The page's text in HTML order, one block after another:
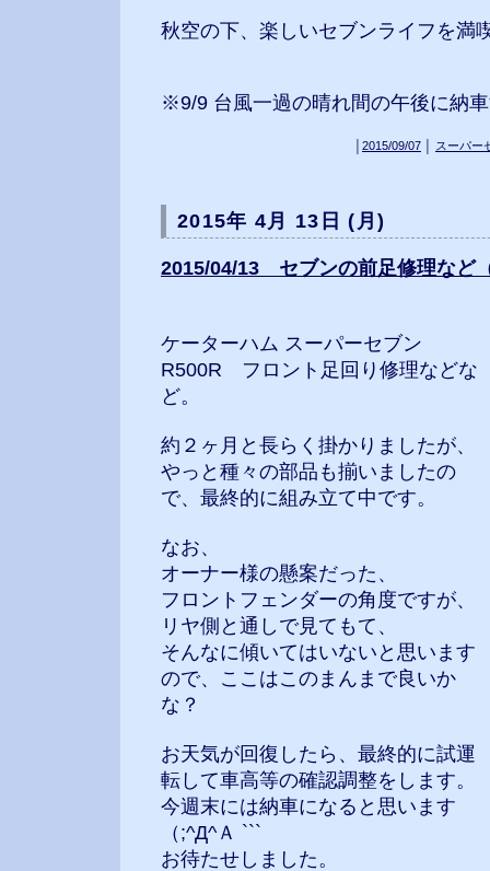
秋空の下、楽しいセブンライフを満
※9/9 台風一過の晴れ間の午後に納
2015/09/07 スーパー
2015年 4月 13日 (月)
2015/04/13 セブンの前足修理など
ケーターハム スーパーセブン
R500R フロント足回り修理などな
ど。
約２ヶ月と長らく掛かりましたが、
やっと種々の部品も揃いましたの
で、最終的に組み立て中です。
なお、
オーナー様の懸案だった、
フロントフェンダーの角度ですが、
リヤ側と通しで見てもて、
そんなに傾いてはいないと思います
ので、ここはこのまんまで良いか
な？
お天気が回復したら、最終的に試運
転して車高等の確認調整をします。
今週末には納車になると思います
（;^Д^Ａ ```
お待たせしました。